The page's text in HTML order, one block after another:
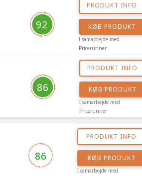
92
PRODUKT INFO
KØB PRODUKT
I samarbejde med
Pricerunner
86
PRODUKT INFO
KØB PRODUKT
I samarbejde med
Pricerunner
86
PRODUKT INFO
KØB PRODUKT
I samarbejde med